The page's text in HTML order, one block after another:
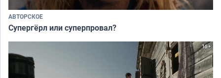
АВТОРСКОЕ
Супергёрл или суперпровал?